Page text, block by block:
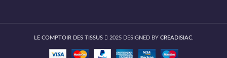
LE COMPTOIR DES TISSUS 2025 DESIGNED BY CREADISIAC.